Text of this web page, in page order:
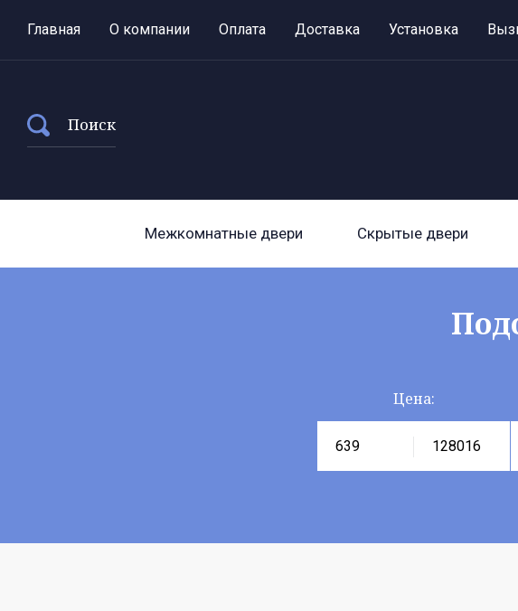
Главная О компании Оплата Доставка Установка
Поиск
Межкомнатные двери Скрытые двери
Цена: